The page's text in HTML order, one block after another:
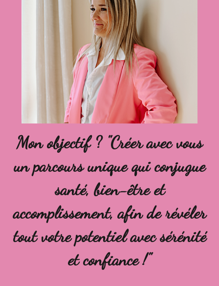
Mon objectif ? "Créer avec vous
un parcours unique qui conjugue
santé, bien-être et
accomplissement, afin de révéler
tout votre potentiel avec sérénité
et confiance !"